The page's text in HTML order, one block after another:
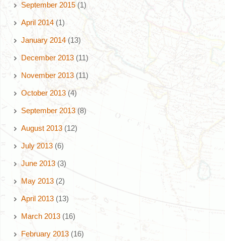
September 2015(1)
April 2014(1)
January 2014(13)
December 2013(11)
November 2013(11)
October 2013(4)
September 2013(8)
August 2013(12)
July 2013(6)
June 2013(3)
May 2013(2)
April 2013(13)
March 2013(16)
February 2013(16)